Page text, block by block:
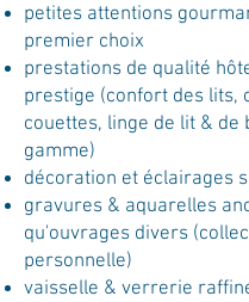
petites attentions
premier choix
prestations de qualité
prestige (confort des lits,
couettes, linge de lit & de
gamme)
décoration et éclairages
gravures & aquarelles
qu'ouvrages divers
personnelle)
vaisselle & verrerie